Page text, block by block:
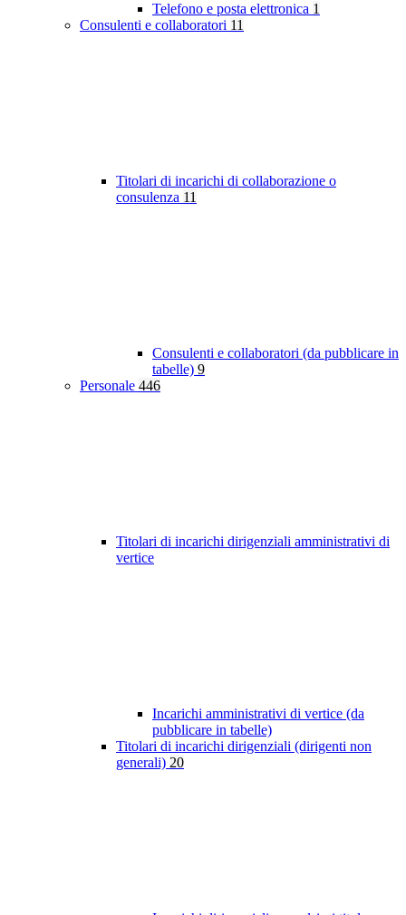
Telefono e posta elettronica 1
Consulenti e collaboratori 11
Titolari di incarichi di collaborazione o
consulenza 11
Consulenti e collaboratori (da pubblicare in
tabelle) 9
Personale 446
Titolari di incarichi dirigenziali amministrativi di
vertice
Incarichi amministrativi di vertice (da
pubblicare in tabelle)
Titolari di incarichi dirigenziali (dirigenti non
generali) 20